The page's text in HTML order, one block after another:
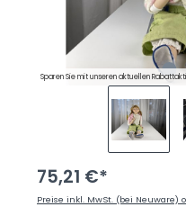
Sparen Sie mit unseren aktuellen
75,21 €*
Preise inkl. MwSt. (bei Neuware)